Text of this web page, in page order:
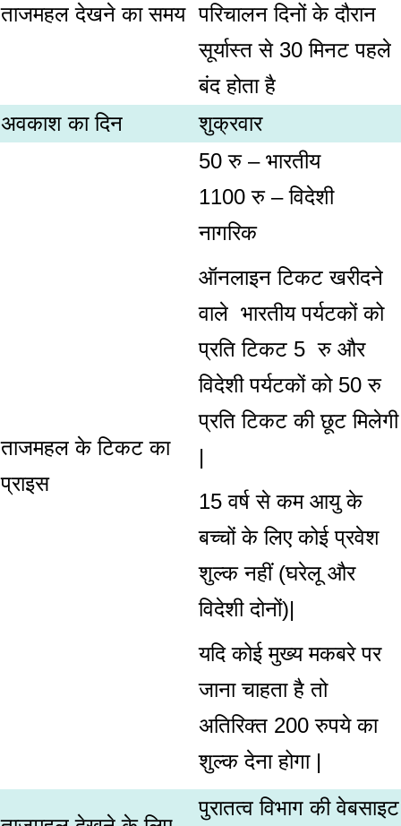
ताजमहल देखने का समय परिचालन दिनों के दौरान
सूर्यास्त से 30 मिनट पहले
बंद होता है
अवकाश का दिन
शुक्रवार
ताजमहल के टिकट का
प्राइस
50 रु – भारतीय
1100 रु – विदेशी
नागरिक
ऑनलाइन टिकट खरीदने
वाले भारतीय पर्यटकों को
प्रति टिकट 5 रु और
विदेशी पर्यटकों को 50 रु
प्रति टिकट की छूट मिलेगी
|
15 वर्ष से कम आयु के
बच्चों के लिए कोई प्रवेश
शुल्क नहीं (घरेलू और
विदेशी दोनों)|
यदि कोई मुख्य मकबरे पर
जाना चाहता है तो
अतिरिक्त 200 रुपये का
शुल्क देना होगा |
पुरातत्व विभाग की वेबसाइट